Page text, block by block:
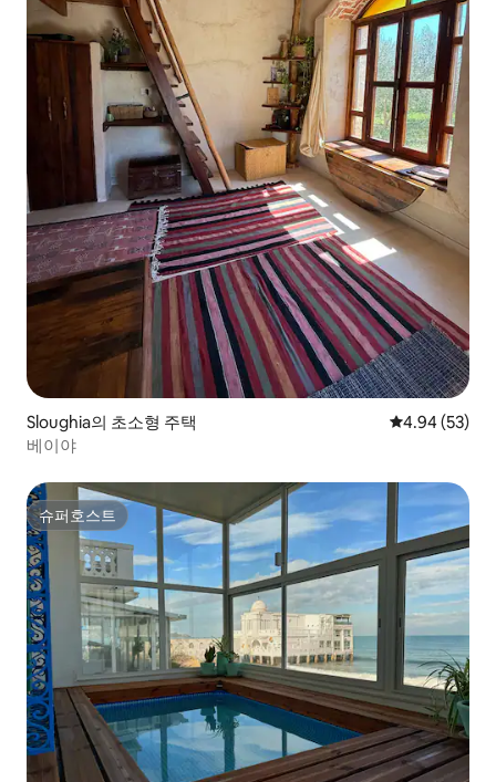
Sloughia의 초소형 주택 평점 4.94점(5
4.94 (53)
베이야
슈퍼호스트
슈퍼호스트